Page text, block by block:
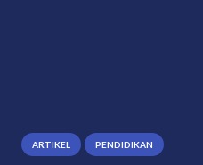
ARTIKEL PENDIDIKAN